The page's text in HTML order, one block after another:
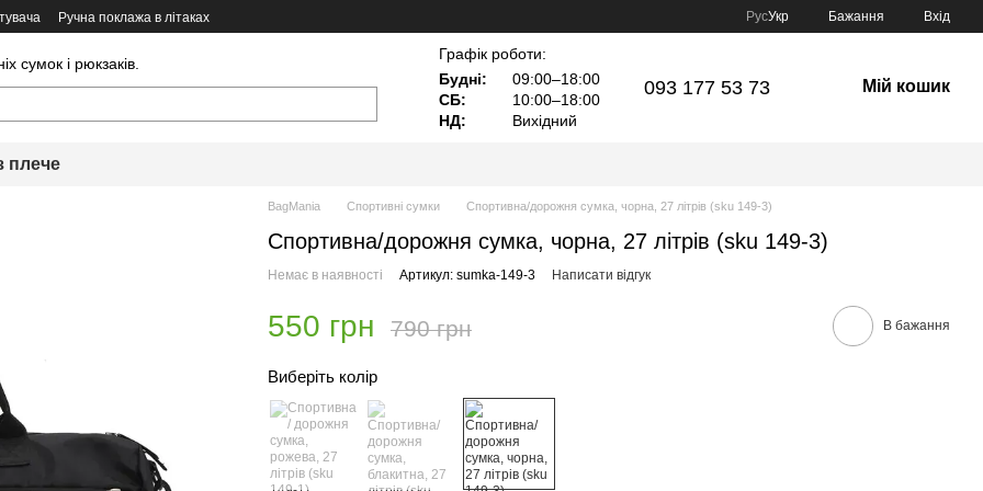
Ручна поклажа в літаках РусУкр Бажання Вхід
сумок і рюкзаків.
Графік роботи:
Будні:
09:00–18:00
СБ:
10:00–18:00
НД:
Вихідний
093 177 53 73 Мій кошик
плече
BagMania Спортивні сумки Спортивна/дорожня сумка, чорна, 27 літрів (sku 149-3)
Спортивна/дорожня сумка, чорна, 27 літрів (sku 149-3)
Немає в наявності Артикул: sumka-149-3 Написати відгук
550 грн 790 грн В бажання
Виберіть колір